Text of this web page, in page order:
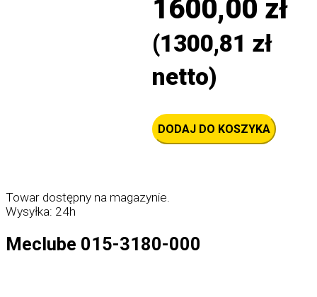
1600,00 zł
(1300,81 zł
netto)
ilość
Elektroniczna
smarownica
Meclube
DODAJ DO KOSZYKA
Towar dostępny na magazynie.
Wysyłka: 24h
Meclube 015-3180-000